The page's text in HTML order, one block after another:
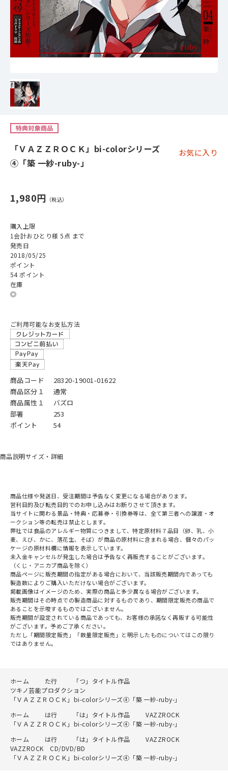
「ＶＡＺＺＲＯＣＫ」bi-colorシリーズ
④「築 一紗-ruby-」
お気に入り
1,980円
購入上限
1会計おひとり様 5点 まで
発売日
2018/05/25
ポイント
54 ポイント
在庫
◎
ご利用可能なお支払方法
商品コード
28320-19001-01622
商品区分１
通常
商品属性１
バズロ
部署
253
ポイント
54
商品説明サイズ・詳細
商品仕様や発送日、受注期間は予告なく変更になる場合があります。
営利目的及び転売目的でのお申し込みはお断りさせて頂きます。
当サイトに関わる景品・特典・応募券・引換券等は、全て第三者への譲渡・オ
ークション等の転売は禁止とします。
弊社では食品のアレルギー物質につきまして、特定原材料７品目（卵、乳、小
麦、えび、かに、落花生、そば）が商品の原材料に含まれる場合、個々のパッ
ケージの原材料欄に情報を表示しています。
未入金キャンセルが発生した場合は予告なく再販売することがございます。
（くじ・アニカプ商品を除く）
商品ページに販売期間の指定がある場合において、当該販売期間内であっても
製造数によりご購入いただけない場合がございます。
掲載画像はイメージのため、実際の商品と多少異なる場合がございます。
販売期間はその時点での製造商品に対するものであり、期間限定販売の商品で
あることを示唆するものではございません。
販売期間が設定されている商品であっても、お客様の承諾なく再販する可能性
がございます。予めご了承ください。
ただし「期間限定販売」「数量限定販売」と明示したものについてはこの限り
ではありません。
ホーム た行
「つ」タイトル作品
ツキノ芸能プロダクション
「ＶＡＺＺＲＯＣＫ」bi-colorシリーズ④「築 一紗-ruby-」
ホーム
は行 「は」タイトル作品
VAZZROCK
「ＶＡＺＺＲＯＣＫ」bi-colorシリーズ④「築 一紗-ruby-」
ホーム
は行 「は」タイトル作品
VAZZROCK
VAZZROCK CD/DVD/BD
「ＶＡＺＺＲＯＣＫ」bi-colorシリーズ④「築 一紗-ruby-」